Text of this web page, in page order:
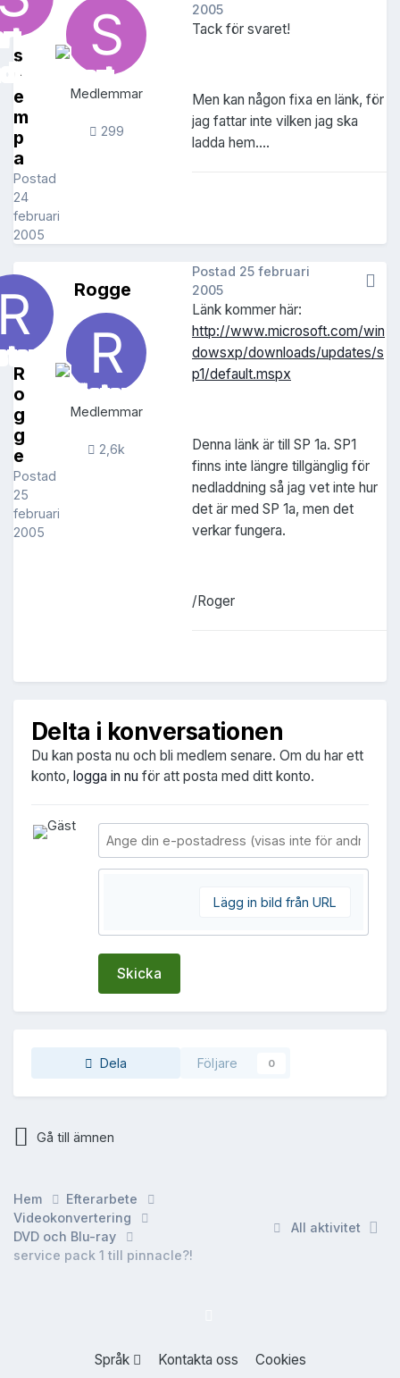
s
w
e
m
p
a
Postad
24
februari
2005
Medlemmar
299
2005
Tack för svaret!
Men kan någon fixa en länk, för
jag fattar inte vilken jag ska
ladda hem....
R
o
g
g
e
Postad
25
februari
2005
Rogge
Medlemmar
2,6k
Postad 25 februari
2005
Länk kommer här:
http://www.microsoft.com/win
dowsxp/downloads/updates/s
p1/default.mspx
Denna länk är till SP 1a. SP1
finns inte längre tillgänglig för
nedladdning så jag vet inte hur
det är med SP 1a, men det
verkar fungera.
/Roger
Delta i konversationen
Du kan posta nu och bli medlem senare. Om du har ett
konto, logga in nu för att posta med ditt konto.
Lägg in bild från URL
Skicka
Dela Följare 0
Gå till ämnen
All aktivitet
Hem
Efterarbete
Videokonvertering
DVD och Blu-ray
service pack 1 till pinnacle?!
Språk Kontakta oss
Cookies